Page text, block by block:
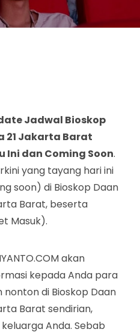
Jadwal Bioskop
21 Jakarta Barat
Ini dan Coming Soon.
yang tayang hari ini
soon) di Bioskop Daan
Barat, beserta
Masuk).
akan
kepada Anda para
di Bioskop Daan
Barat sendirian,
Anda. Sebab